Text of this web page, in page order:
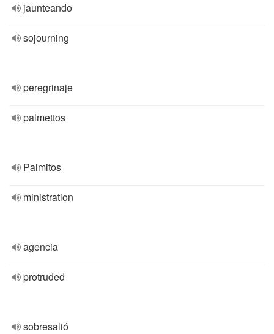
jaunteando
sojourning
peregrinaje
palmettos
Palmitos
ministration
agencia
protruded
sobresalió